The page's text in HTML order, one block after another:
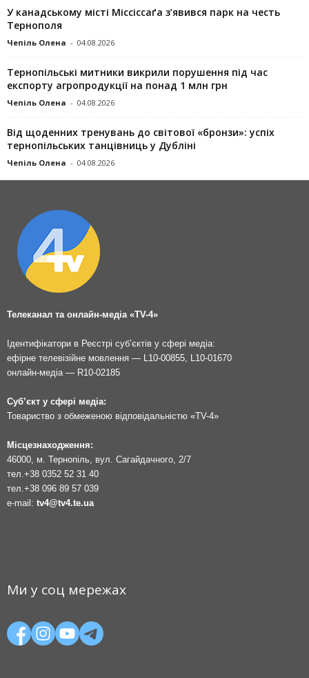
У канадському місті Міссіссаґа з’явився парк на честь
Тернополя
Чепіль Олена - 04.08.2026
Тернопільські митники викрили порушення під час
експорту агропродукції на понад 1 млн грн
Чепіль Олена - 04.08.2026
Від щоденних тренувань до світової «бронзи»: успіх
тернопільських танцівниць у Дубліні
Чепіль Олена - 04.08.2026
Телеканал та онлайн-медіа «TV-4»
Ідентифікатори в Реєстрі суб’єктів у сфері медіа:
ефірне телевізійне мовлення — L10-00855, L10-01670
онлайн-медіа — R10-02185
Суб’єкт у сфері медіа:
Товариство з обмеженою відповідальністю «TV-4»
Місцезнаходження:
46000, м. Тернопіль, вул. Сагайдачного, 2/7
тел. +38 0352 52 31 40
тел. +38 096 89 57 039
e-mail: tv4@tv4.te.ua
Ми у соц мережах